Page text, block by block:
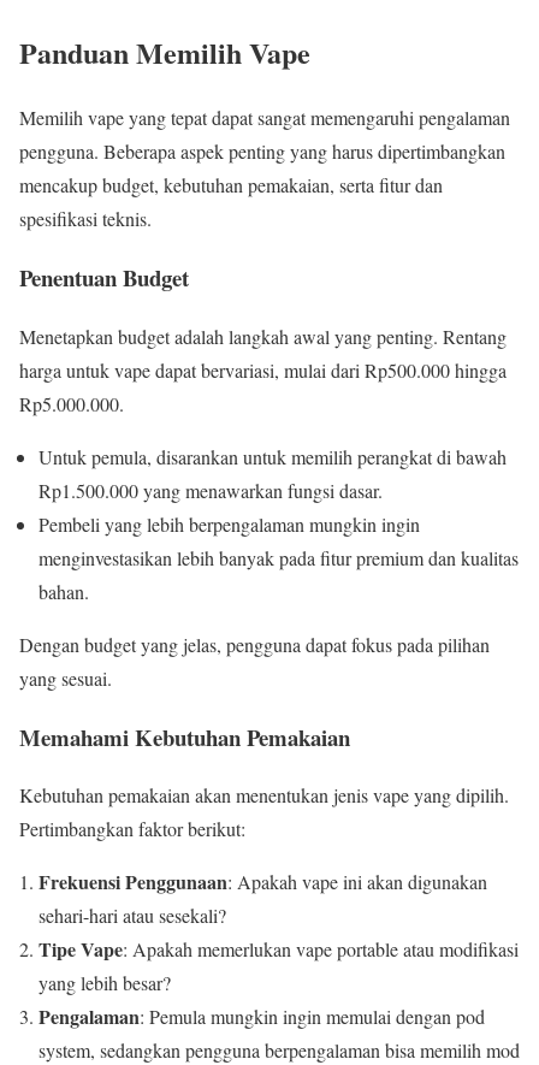
Panduan Memilih Vape
Memilih vape yang tepat dapat sangat memengaruhi pengalaman
pengguna. Beberapa aspek penting yang harus dipertimbangkan
mencakup budget, kebutuhan pemakaian, serta fitur dan
spesifikasi teknis.
Penentuan Budget
Menetapkan budget adalah langkah awal yang penting. Rentang
harga untuk vape dapat bervariasi, mulai dari Rp500.000 hingga
Rp5.000.000.
Untuk pemula, disarankan untuk memilih perangkat di bawah
Rp1.500.000 yang menawarkan fungsi dasar.
Pembeli yang lebih berpengalaman mungkin ingin
menginvestasikan lebih banyak pada fitur premium dan kualitas
bahan.
Dengan budget yang jelas, pengguna dapat fokus pada pilihan
yang sesuai.
Memahami Kebutuhan Pemakaian
Kebutuhan pemakaian akan menentukan jenis vape yang dipilih.
Pertimbangkan faktor berikut:
Frekuensi Penggunaan: Apakah vape ini akan digunakan
sehari-hari atau sesekali?
Tipe Vape: Apakah memerlukan vape portable atau modifikasi
yang lebih besar?
Pengalaman: Pemula mungkin ingin memulai dengan pod
system, sedangkan pengguna berpengalaman bisa memilih mod